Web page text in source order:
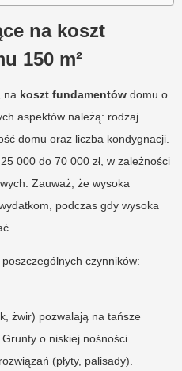
na koszt
150 m²
na koszt fundamentów domu o
aspektów należą: rodzaj
domu oraz liczba kondygnacji.
000 do 70 000 zł, w zależności
Zauważ, że wysoka
podczas gdy wysoka
poszczególnych czynników:
żwir) pozwalają na tańsze
Grunty o niskiej nośności
(płyty, palisady).